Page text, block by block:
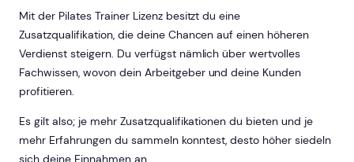
Mit der Pilates Trainer Lizenz besitzt du eine
Zusatzqualifikation, die deine Chancen auf einen höheren
Verdienst steigern. Du verfügst nämlich über wertvolles
Fachwissen, wovon dein Arbeitgeber und deine Kunden
profitieren.
Es gilt also; je mehr Zusatzqualifikationen du bieten und je
mehr Erfahrungen du sammeln konntest, desto höher siedeln
sich deine Einnahmen an.